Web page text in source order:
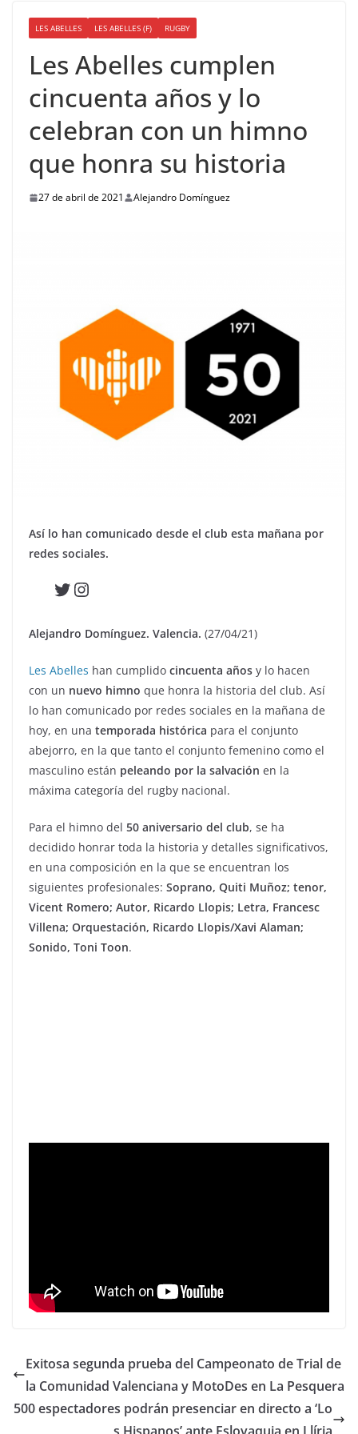
LES ABELLES LES ABELLES (F) RUGBY
Les Abelles cumplen
cincuenta años y lo
celebran con un himno
que honra su historia
27 de abril de 2021 Alejandro Domínguez
Así lo han comunicado desde el club esta mañana por
redes sociales.
Twitter
Instagram
Alejandro Domínguez. Valencia. (27/04/21)
Les Abelles han cumplido cincuenta años y lo hacen
con un nuevo himno que honra la historia del club. Así
lo han comunicado por redes sociales en la mañana de
hoy, en una temporada histórica para el conjunto
abejorro, en la que tanto el conjunto femenino como el
masculino están peleando por la salvación en la
máxima categoría del rugby nacional.
Para el himno del 50 aniversario del club, se ha
decidido honrar toda la historia y detalles significativos,
en una composición en la que se encuentran los
siguientes profesionales: Soprano, Quiti Muñoz; tenor,
Vicent Romero; Autor, Ricardo Llopis; Letra, Francesc
Villena; Orquestación, Ricardo Llopis/Xavi Alaman;
Sonido, Toni Toon.
Exitosa segunda prueba del Campeonato de Trial de
la Comunidad Valenciana y MotoDes en La Pesquera
500 espectadores podrán presenciar en directo a ‘Lo